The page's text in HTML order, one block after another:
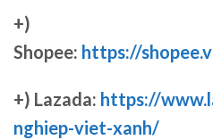
+)
Shopee: https://
+) Lazada: https://
nghiep-viet-xanh/